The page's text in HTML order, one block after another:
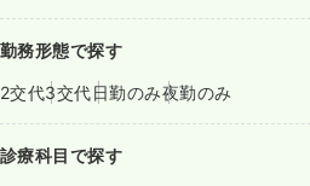
勤務形態で探す
2交代3交代日勤のみ夜勤のみ
診療科目で探す